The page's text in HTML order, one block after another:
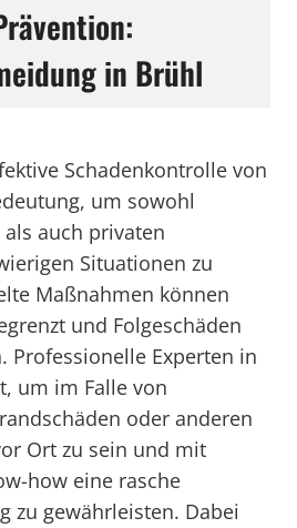
in Brühl
Schadenkontrolle von
um sowohl
auch privaten
Situationen zu
Maßnahmen können
und Folgeschäden
Professionelle Experten in
um im Falle von
oder anderen
Ort zu sein und mit
how eine rasche
zu gewährleisten. Dabei